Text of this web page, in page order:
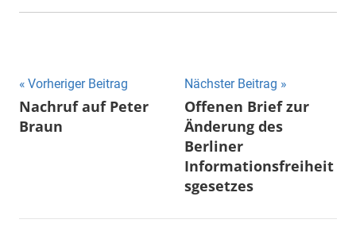
Beitragsnavigation
Vorheriger Beitrag
Nachruf auf Peter
Braun
Nächster Beitrag
Offenen Brief zur
Änderung des
Berliner
Informationsfreiheit
sgesetzes